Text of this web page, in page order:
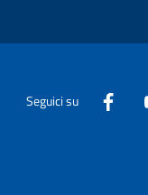
Seguici su